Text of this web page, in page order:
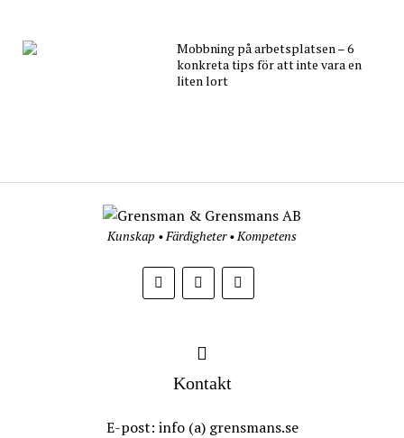
Mobbning på arbetsplatsen – 6
konkreta tips för att inte vara en
liten lort
Kunskap • Färdigheter • Kompetens
Kontakt
E-post: info (a) grensmans.se